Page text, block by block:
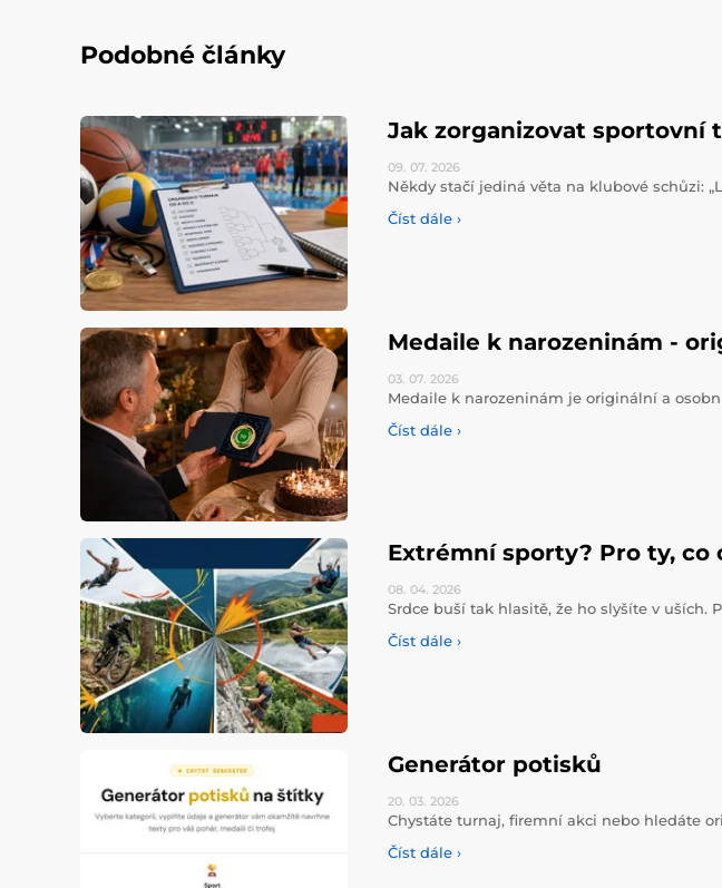
Podobné články
Jak zorganizovat sportovní
09. 07. 2026
Někdy stačí jediná věta na klubové schůzi:
Číst dále ›
Medaile k narozeninám -
03. 07. 2026
Medaile k narozeninám je originální a
Číst dále ›
Extrémní sporty? Pro ty, co
08. 04. 2026
Srdce buší tak hlasitě, že ho slyšíte v uších.
Číst dále ›
Generátor potisků
20. 03. 2026
Chystáte turnaj, firemní akci nebo hledáte
Číst dále ›